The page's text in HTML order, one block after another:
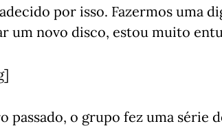
por isso. Fazermos uma
um novo disco, estou muito
passado, o grupo fez uma série